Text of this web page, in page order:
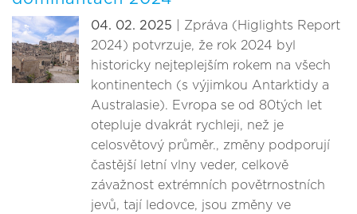
04. 02. 2025 | Zpráva (Higlights Report
2024) potvrzuje, že rok 2024 byl
historicky nejteplejším rokem na všech
kontinentech (s výjimkou Antarktidy a
Australasie). Evropa se od 80tých let
otepluje dvakrát rychleji, než je
celosvětový průměr., změny podporují
častější letní vlny veder, celkově
závažnost extrémních povětrnostních
jevů, tají ledovce, jsou změny ve